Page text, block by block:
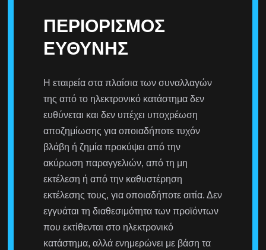
ΠΕΡΙΟΡΙΣΜΌΣ
ΕΥΘΎΝΗΣ
Η εταιρεία στα πλαίσια των συναλλαγών
της από το ηλεκτρονικό κατάστημα δεν
ευθύνεται και δεν υπέχει υποχρέωση
αποζημίωσης για οποιαδήποτε τυχόν
βλάβη ή ζημία προκύψει από την
ακύρωση παραγγελιών, από τη μη
εκτέλεση ή από την καθυστέρηση
εκτέλεσης τους, για οποιαδήποτε αιτία. Δεν
εγγυάται τη διαθεσιμότητα των προϊόντων
που εκτίθενται στο ηλεκτρονικό
κατάστημα, αλλά ενημερώνει με βάση τα